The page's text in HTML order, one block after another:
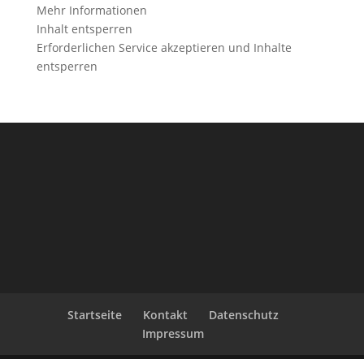
Mehr Informationen
Inhalt entsperren
Erforderlichen Service akzeptieren und Inhalte
entsperren
Startseite Kontakt
Datenschutz
Impressum